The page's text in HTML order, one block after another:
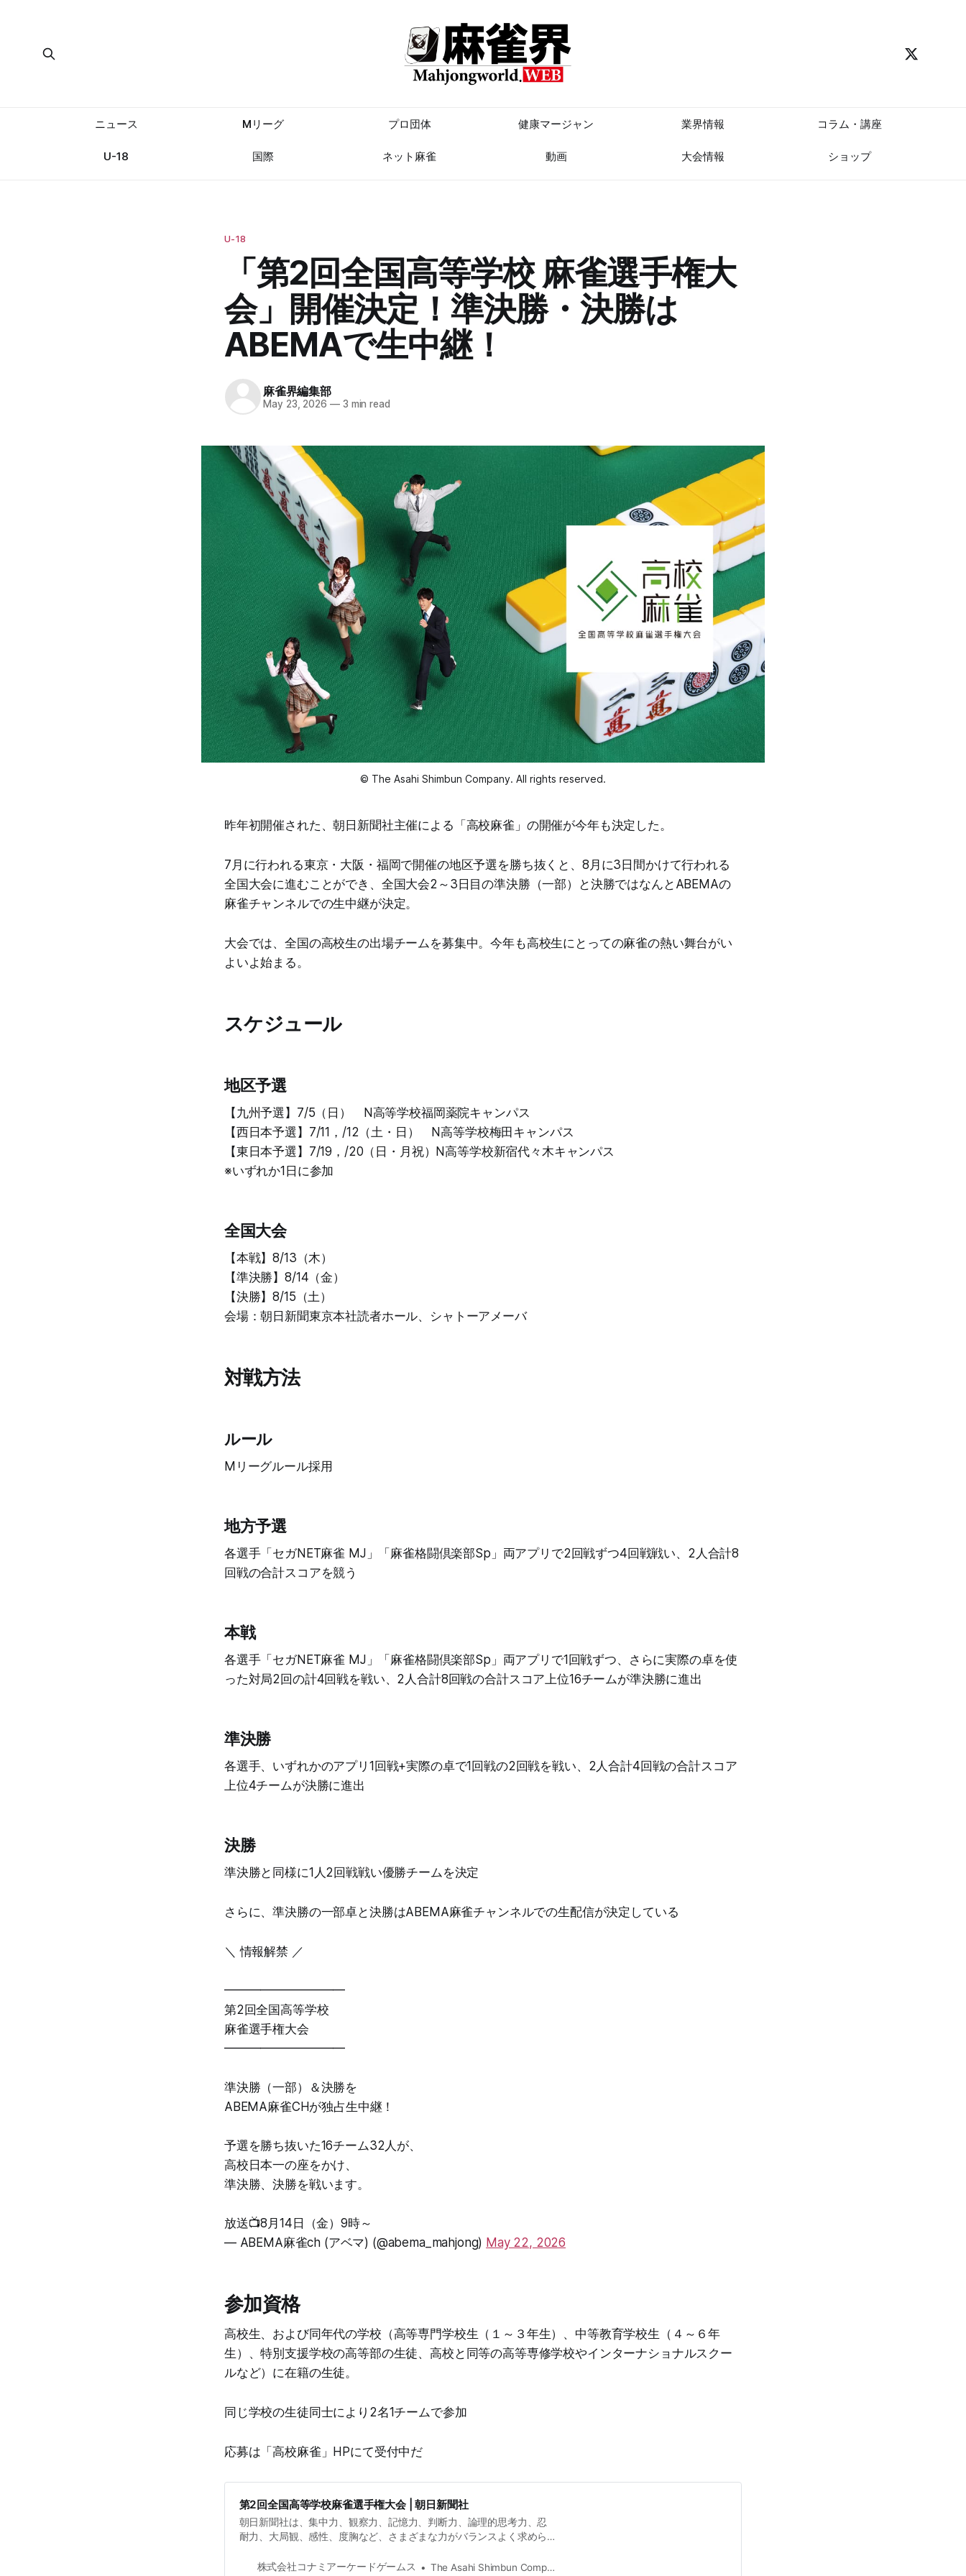
ニュース Mリーグ プロ団体 健康マージャン 業界情報 コラム・講座
U-18 国際 ネット麻雀 動画 大会情報 ショップ
U-18
「第2回全国高等学校 麻雀選手権大
会」開催決定！準決勝・決勝は
ABEMAで生中継！
麻雀界編集部
May 23, 2026 —3 min read
© The Asahi Shimbun Company. All rights reserved.
昨年初開催された、朝日新聞社主催による「高校麻雀」の開催が今年も決定した。
7月に行われる東京・大阪・福岡で開催の地区予選を勝ち抜くと、8月に3日間かけて行われる
全国大会に進むことができ、全国大会2～3日目の準決勝（一部）と決勝ではなんとABEMAの
麻雀チャンネルでの生中継が決定。
大会では、全国の高校生の出場チームを募集中。今年も高校生にとっての麻雀の熱い舞台がい
よいよ始まる。
スケジュール
地区予選
【九州予選】7/5（日） N高等学校福岡薬院キャンパス
【西日本予選】7/11，/12（土・日） N高等学校梅田キャンパス
【東日本予選】7/19，/20（日・月祝）N高等学校新宿代々木キャンパス
※いずれか1日に参加
全国大会
【本戦】8/13（木）
【準決勝】8/14（金）
【決勝】8/15（土）
会場：朝日新聞東京本社読者ホール、シャトーアメーバ
対戦方法
ルール
Mリーグルール採用
​地方予選
各選手「セガNET麻雀 MJ」「麻雀格闘倶楽部Sp」両アプリで2回戦ずつ4回戦戦い、2人合計8
回戦の合計スコアを競う
本戦
各選手「セガNET麻雀 MJ」「麻雀格闘倶楽部Sp」両アプリで1回戦ずつ、さらに実際の卓を使
った対局2回の計4回戦を戦い、2人合計8回戦の合計スコア上位16チームが準決勝に進出
準決勝
各選手、いずれかのアプリ1回戦+実際の卓で1回戦の2回戦を戦い、2人合計4回戦の合計スコア
上位4チームが決勝に進出
決勝
準決勝と同様に1人2回戦戦い優勝チームを決定
さらに、準決勝の一部卓と決勝はABEMA麻雀チャンネルでの生配信が決定している
＼ 情報解禁 ／
━━━━━━━━━━
第2回全国高等学校
麻雀選手権大会
━━━━━━━━━━
準決勝（一部）＆決勝を
ABEMA麻雀CHが独占生中継！
予選を勝ち抜いた16チーム32人が、
高校日本一の座をかけ、
準決勝、決勝を戦います。
放送📺8月14日（金）9時～
— ABEMA麻雀ch (アベマ) (@abema_mahjong) May 22, 2026
参加資格
高校生、および同年代の学校（高等専門学校生（１～３年生）、中等教育学校生（４～６年
生）、特別支援学校の高等部の生徒、高校と同等の高等専修学校やインターナショナルスクー
ルなど）に在籍の生徒。
同じ学校の生徒同士により2名1チームで参加
応募は「高校麻雀」HPにて受付中だ
第2回全国高等学校麻雀選手権大会 | 朝日新聞社
朝日新聞社は、集中力、観察力、記憶力、判断力、論理的思考力、忍
耐力、大局観、感性、度胸など、さまざまな力がバランスよく求めら
「全国高等学校麻雀選手権大会」を企画しています。
株式会社コナミアーケードゲームス The Asahi Shimbun Company